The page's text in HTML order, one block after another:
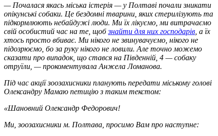
— Почалася якась міська істерія — у Полтаві почали зникати
опікунські собаки. Це бездомні тварини, яких стерилізують та
підкормлюють небайдужі люди. Ми їх лікуємо, ми витрачаємо
свій особистий час на те, щобзнайти для них господарів , а їх
хтось просто вбиває. Ми нікого не звинувачуємо, нікого не
підозрюємо, бо за руку нікого не ловили. Але точно можемо
сказати про випадок, що стався на Південній, 4 — собаку
отруїли, — прокоментувала Анжела Ломанова.
Під час акції зоозахисники планують передати міському голові
Олександру Мамаю петицію з таким текстом:
«Шановний Олександр Федорович!
Ми, зоозахисники м. Полтава, просимо Вам про наступне: